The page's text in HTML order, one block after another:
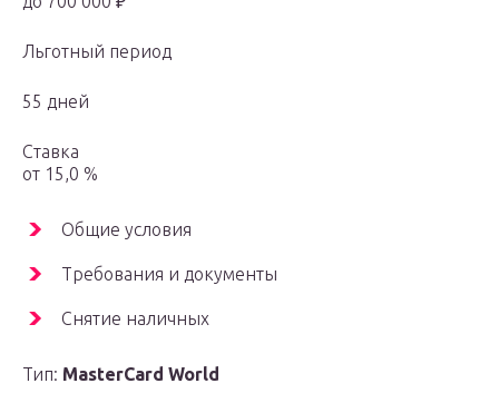
Льготный период
55 дней
Ставка
от 15,0 %
Общие условия
Требования и документы
Снятие наличных
Тип: MasterСard World